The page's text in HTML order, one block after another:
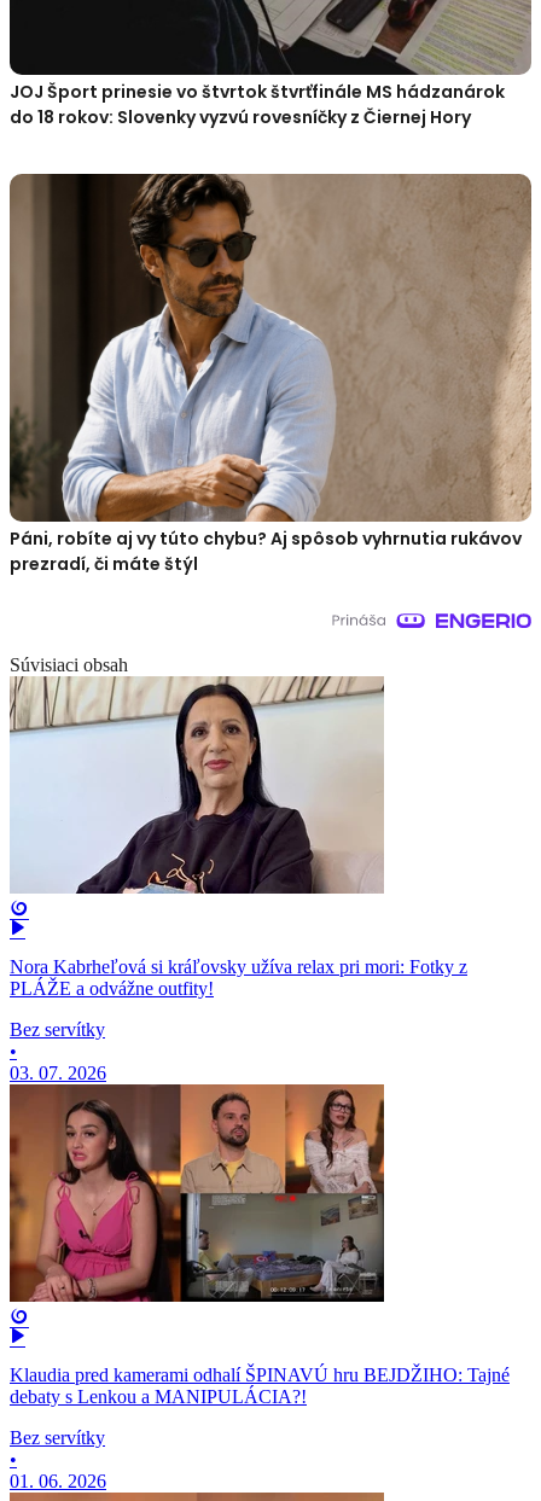
JOJ Šport prinesie vo štvrtok štvrťfinále MS hádzanárok
do 18 rokov: Slovenky vyzvú rovesníčky z Čiernej Hory
Páni, robíte aj vy túto chybu? Aj spôsob vyhrnutia rukávov
prezradí, či máte štýl
Súvisiaci obsah
Nora Kabrheľová si kráľovsky užíva relax pri mori: Fotky z
PLÁŽE a odvážne outfity!
Bez servítky
•
03. 07. 2026
Klaudia pred kamerami odhalí ŠPINAVÚ hru BEJDŽIHO: Tajné
debaty s Lenkou a MANIPULÁCIA?!
Bez servítky
•
01. 06. 2026